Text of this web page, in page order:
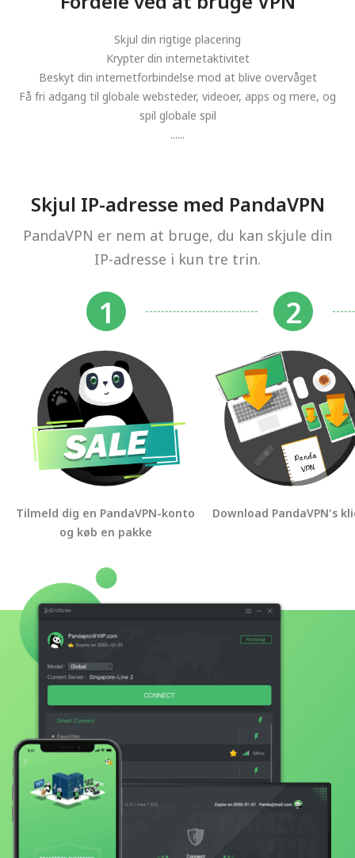
Skjul din rigtige placering
Krypter din internetaktivitet
Beskyt din internetforbindelse mod at blive overvåget
Få fri adgang til globale websteder, videoer, apps og mere, og
spil globale spil
......
Skjul IP-adresse med PandaVPN
PandaVPN er nem at bruge, du kan skjule din
IP-adresse i kun tre trin.
Tilmeld dig en PandaVPN-konto
og køb en pakke
Download PandaVPN's